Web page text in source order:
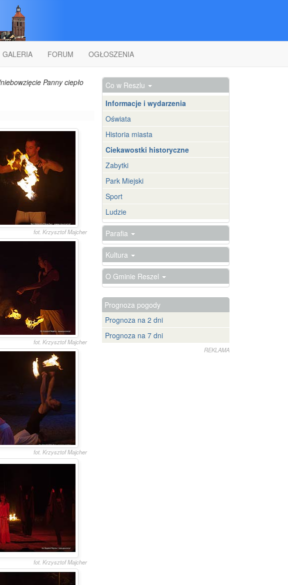
GALERIA FORUM OGŁOSZENIA
Panny ciepło
fot. Krzysztof Majcher
fot. Krzysztof Majcher
fot. Krzysztof Majcher
fot. Krzysztof Majcher
Co w Reszlu
Informacje i wydarzenia
Oświata
Historia miasta
Ciekawostki historyczne
Zabytki
Park Miejski
Sport
Ludzie
Parafia
Kultura
O Gminie Reszel
Prognoza pogody
Prognoza na 2 dni
Prognoza na 7 dni
REKLAMA